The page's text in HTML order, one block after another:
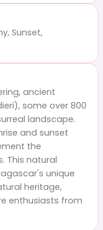
Sunset,
ancient
some over 800
landscape.
and sunset
the
This natural
unique
heritage,
enthusiasts from